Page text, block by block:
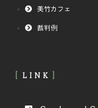
美竹カフェ
裁判例
LINK